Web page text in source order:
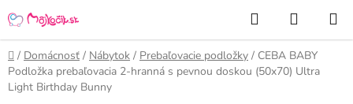
na
obsah
Hľadať
KOŠÍK
Domov
/ Domácnosť / Nábytok / Prebaľovacie podložky / CEBA BABY
Podložka prebaľovacia 2-hranná s pevnou doskou (50x70) Ultra
Light Birthday Bunny